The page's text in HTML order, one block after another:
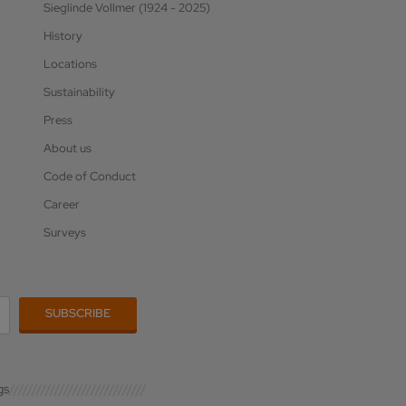
Sieglinde Vollmer (1924 - 2025)
History
Locations
Sustainability
Press
About us
Code of Conduct
Career
Surveys